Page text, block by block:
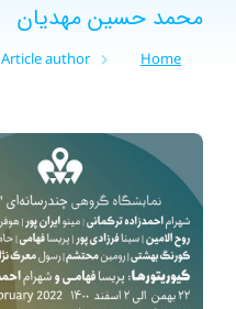
محمد حسین مهدیان
You are here:
Home Article author محمد حسین مهدیان